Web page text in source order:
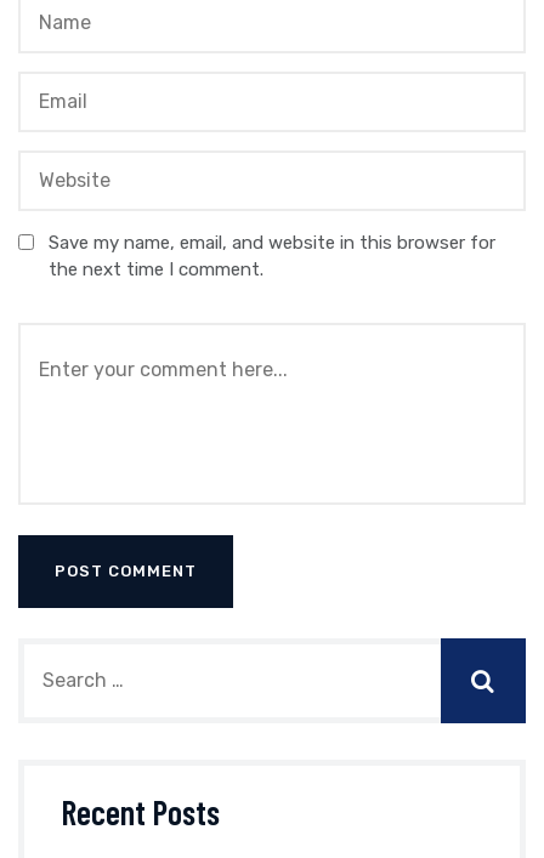
Save my name, email, and website in this browser for
the next time I comment.
Recent Posts